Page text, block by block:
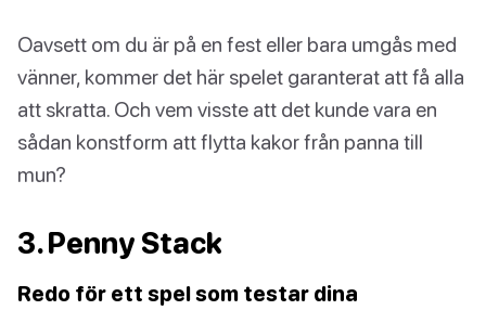
Oavsett om du är på en fest eller bara umgås med
vänner, kommer det här spelet garanterat att få alla
att skratta. Och vem visste att det kunde vara en
sådan konstform att flytta kakor från panna till
mun?
3. Penny Stack
Redo för ett spel som testar dina